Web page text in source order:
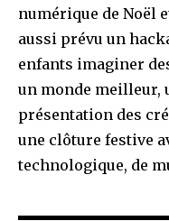
numérique de Noël
aussi prévu un
enfants imaginer
un monde meilleur,
présentation des
une clôture festive
technologique, de